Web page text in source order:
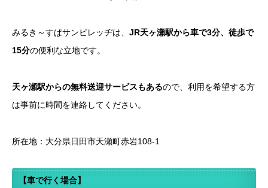
みるき～すぱサンビレッヂは、 JR天ヶ瀬駅から車で3分、徒歩で
15分の便利な立地です。
天ヶ瀬駅からの無料送迎サービスもあるので、利用を希望する方
は事前に時間を連絡してください。
所在地：大分県日田市天瀬町赤岩108-1
【車で行く場合】